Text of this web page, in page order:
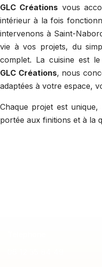
GLC Créations vous
intérieur à la fois
intervenons à Saint-
vie à vos projets, du
complet. La cuisine est
GLC Créations, nous
adaptées à votre espace,
Chaque projet est
portée aux finitions et à la